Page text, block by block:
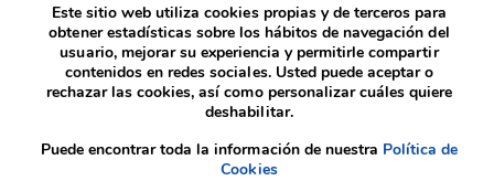
Este sitio web utiliza cookies propias y de terceros para
obtener estadísticas sobre los hábitos de navegación del
usuario, mejorar su experiencia y permitirle compartir
contenidos en redes sociales. Usted puede aceptar o
rechazar las cookies, así como personalizar cuáles quiere
deshabilitar.
Puede encontrar toda la información de nuestra Política de
Cookies